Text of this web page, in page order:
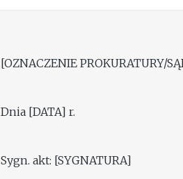
[OZNACZENIE PROKURATURY/
Dnia [DATA] r.
Sygn. akt: [SYGNATURA]